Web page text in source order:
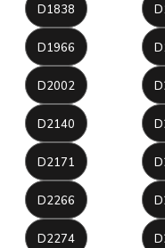
D1838
D1966
D2002
D2140
D2171
D2266
D2274